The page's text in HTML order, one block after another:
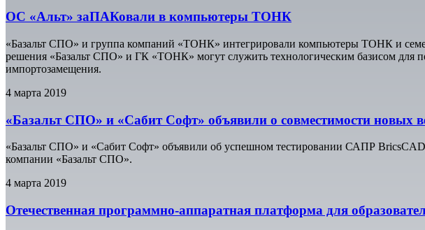
ОС «Альт» заПАКовали в компьютеры ТОНК
«Базальт СПО» и группа компаний «ТОНК» интегрировали компьютеры ТОНК и
решения «Базальт СПО» и ГК «ТОНК» могут служить технологическим базисом для
импортозамещения.
4 марта 2019
«Базальт СПО» и «Сабит Софт» объявили о совместимости новых
«Базальт СПО» и «Сабит Софт» объявили об успешном тестировании САПР
компании «Базальт СПО».
4 марта 2019
Отечественная программно-аппаратная платформа для